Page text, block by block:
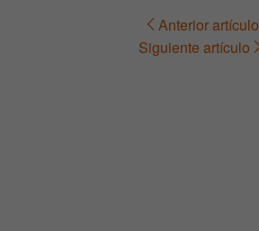
Navegación Anterior artículo
Siguiente artículo